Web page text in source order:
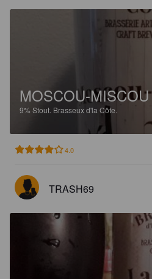
MOSCOU-MISCOU
9% Stout. Brasseux d'la Côte.
4.0
TRASH69